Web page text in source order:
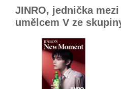
JINRO, jednička
umělcem V ze